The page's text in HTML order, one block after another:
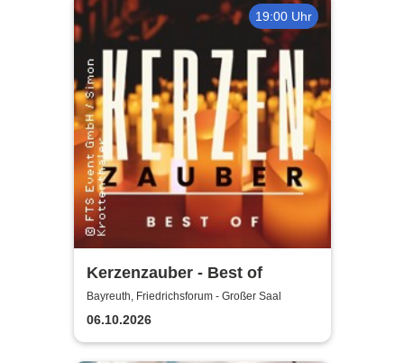
19:00 Uhr
Kerzenzauber - Best of
Bayreuth, Friedrichsforum - Großer Saal
06.10.2026